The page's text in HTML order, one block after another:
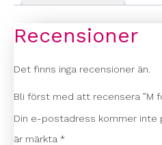
Recensioner
Det finns inga recensioner än.
Bli först med att recensera ”M
Din e-postadress kommer inte
är märkta *